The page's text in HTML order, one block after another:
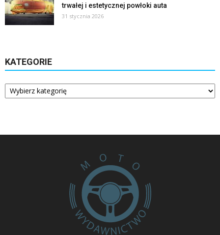
trwałej i estetycznej powłoki auta
31 stycznia 2026
KATEGORIE
Kategorie